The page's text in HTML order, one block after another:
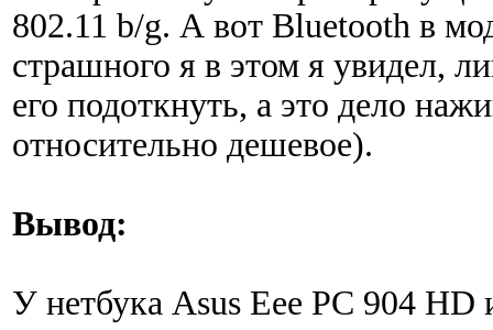
802.11 b/g. А вот Bluetooth в
страшного я в этом я увидел,
его подоткнуть, а это дело
относительно дешевое).
Вывод:
У нетбука Asus Eee PC 904